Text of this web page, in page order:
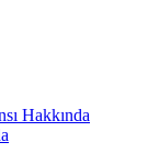
Hakkında